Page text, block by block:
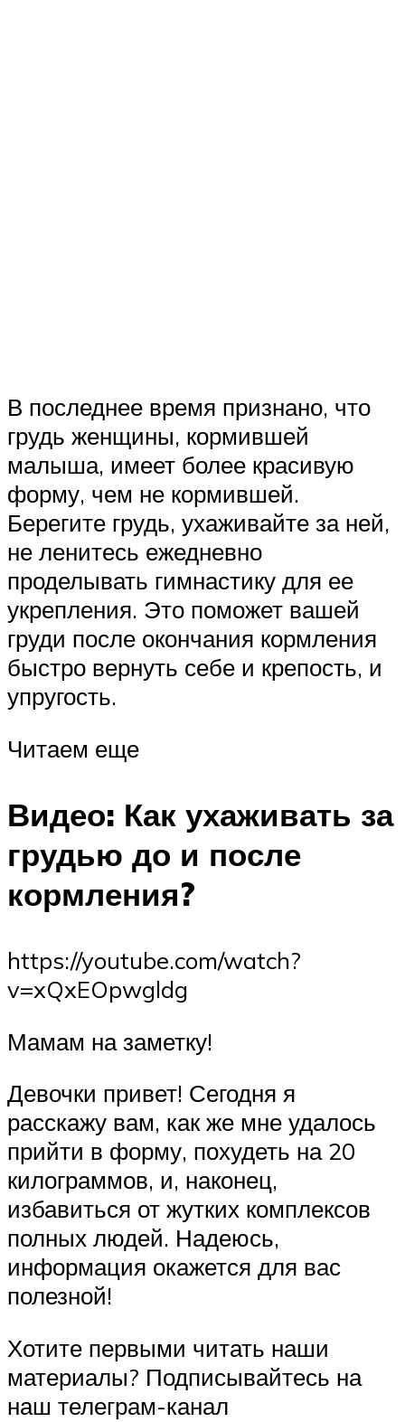
В последнее время признано, что
грудь женщины, кормившей
малыша, имеет более красивую
форму, чем не кормившей.
Берегите грудь, ухаживайте за ней,
не ленитесь ежедневно
проделывать гимнастику для ее
укрепления. Это поможет вашей
груди после окончания кормления
быстро вернуть себе и крепость, и
упругость.
Читаем еще
Видео: Как ухаживать за
грудью до и после
кормления?
https://youtube.com/watch?
v=xQxEOpwgldg
Мамам на заметку!
Девочки привет! Сегодня я
расскажу вам, как же мне удалось
прийти в форму, похудеть на 20
килограммов, и, наконец,
избавиться от жутких комплексов
полных людей. Надеюсь,
информация окажется для вас
полезной!
Хотите первыми читать наши
материалы? Подписывайтесь на
наш телеграм-канал